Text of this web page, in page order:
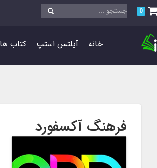
0
خانه آیلتس استپ کتاب ها
فرهنگ آکسفورد